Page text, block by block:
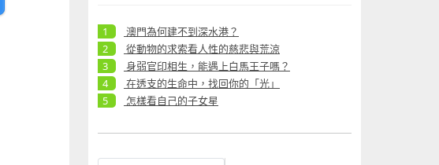
澳門為何建不到深水港？
從動物的求索看人性的慈悲與荒涼
身弱官印相生，能遇上白馬王子嗎？
在透支的生命中，找回你的「光」
怎樣看自己的子女星